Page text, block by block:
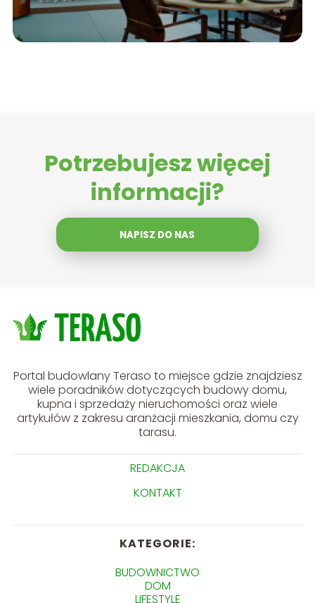
Potrzebujesz więcej
informacji?
NAPISZ DO NAS
Portal budowlany Teraso to miejsce gdzie znajdziesz
wiele poradników dotyczących budowy domu,
kupna i sprzedaży nieruchomości oraz wiele
artykułów z zakresu aranżacji mieszkania, domu czy
tarasu.
REDAKCJA
KONTAKT
KATEGORIE:
BUDOWNICTWO
DOM
LIFESTYLE